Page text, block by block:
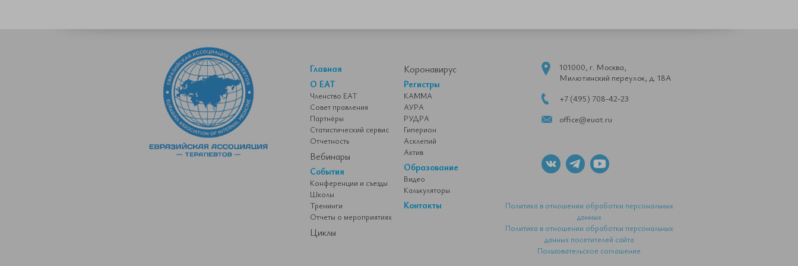
Главная
О ЕАТ
Членство ЕАТ
Совет правления
Партнёры
Статистический сервис
Отчетность
Вебинары
События
Конференции и съезды
Школы
Тренинги
Отчеты о мероприятиях
Циклы
Коронавирус
Регистры
КАММА
АУРА
РУДРА
Гиперион
Асклепий
Актив
Образование
Видео
Калькуляторы
Контакты
101000, г. Москва,
Милютинский переулок, д. 18А
+7 (495) 708-42-23
office@euat.ru
Политика в отношении обработки персональных
данных
Политика в отношении обработки персональных
данных посетителей сайта
Пользовательское соглашение